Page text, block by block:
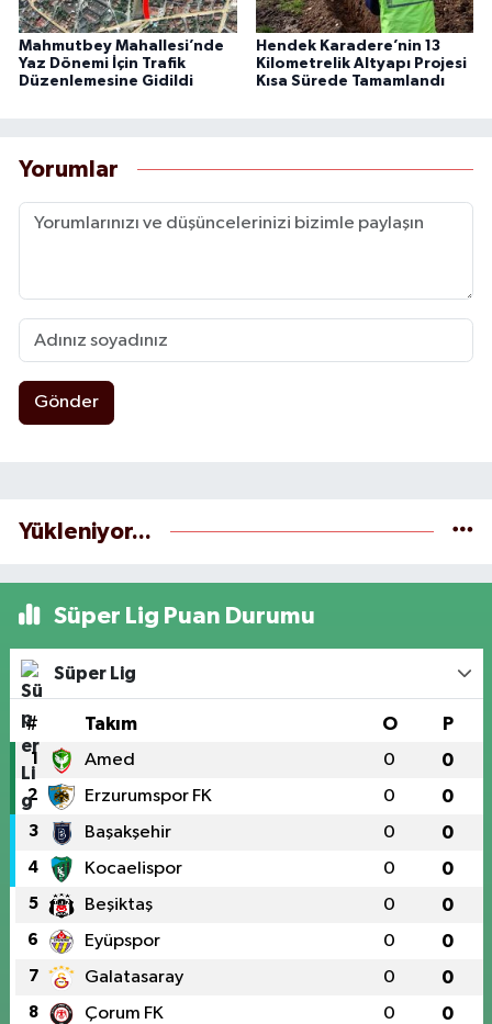
Mahmutbey Mahallesi’nde
Yaz Dönemi İçin Trafik
Düzenlemesine Gidildi
Hendek Karadere’nin 13
Kilometrelik Altyapı Projesi
Kısa Sürede Tamamlandı
Yorumlar
Gönder
Yükleniyor...
Süper Lig Puan Durumu
Süper Lig
# Takım O P
1 Amed 0 0
2 Erzurumspor FK 0 0
3 Başakşehir 0 0
4 Kocaelispor 0 0
5 Beşiktaş 0 0
6 Eyüpspor 0 0
7 Galatasaray 0 0
8 Çorum FK 0 0